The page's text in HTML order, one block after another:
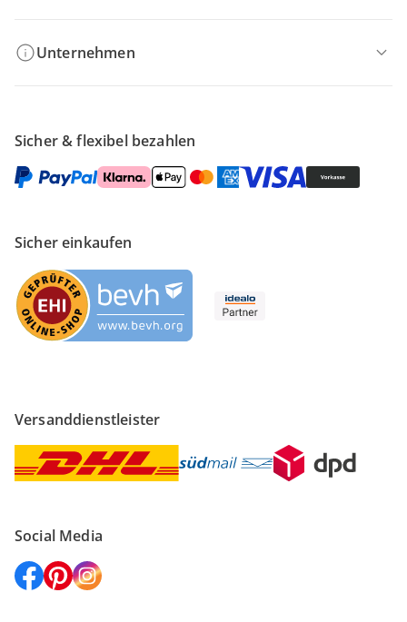
Unternehmen
Sicher & flexibel bezahlen
Sicher einkaufen
Versanddienstleister
Social Media